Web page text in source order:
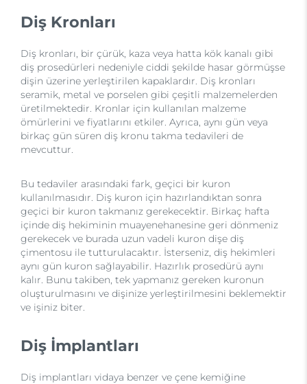
Diş Kronları
Diş kronları, bir çürük, kaza veya hatta kök kanalı gibi
diş prosedürleri nedeniyle ciddi şekilde hasar görmüşse
dişin üzerine yerleştirilen kapaklardır. Diş kronları
seramik, metal ve porselen gibi çeşitli malzemelerden
üretilmektedir. Kronlar için kullanılan malzeme
ömürlerini ve fiyatlarını etkiler. Ayrıca, aynı gün veya
birkaç gün süren diş kronu takma tedavileri de
mevcuttur.
Bu tedaviler arasındaki fark, geçici bir kuron
kullanılmasıdır. Diş kuron için hazırlandıktan sonra
geçici bir kuron takmanız gerekecektir. Birkaç hafta
içinde diş hekiminin muayenehanesine geri dönmeniz
gerekecek ve burada uzun vadeli kuron dişe diş
çimentosu ile tutturulacaktır. İsterseniz, diş hekimleri
aynı gün kuron sağlayabilir. Hazırlık prosedürü aynı
kalır. Bunu takiben, tek yapmanız gereken kuronun
oluşturulmasını ve dişinize yerleştirilmesini beklemektir
ve işiniz biter.
Diş İmplantları
Diş implantları vidaya benzer ve çene kemiğine